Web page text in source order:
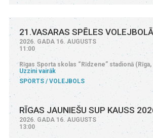
21.VASARAS SPĒLES VOLEJBOLĀ
2026. GADA 16. AUGUSTS
11:00
Rīgas Sporta skolas “Rīdzene” stadionā
Uzzini vairāk
SPORTS
VOLEJBOLS
RĪGAS JAUNIEŠU SUP KAUSS
2026. GADA 16. AUGUSTS
13:00